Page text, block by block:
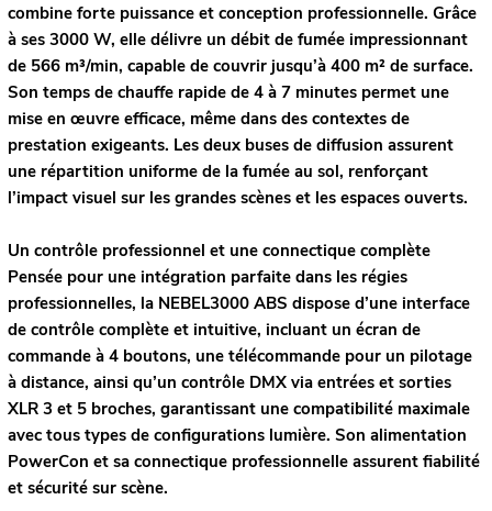
combine forte puissance et conception professionnelle. Grâce
à ses 3000 W, elle délivre un débit de fumée impressionnant
de 566 m³/min, capable de couvrir jusqu’à 400 m² de surface.
Son temps de chauffe rapide de 4 à 7 minutes permet une
mise en œuvre efficace, même dans des contextes de
prestation exigeants. Les deux buses de diffusion assurent
une répartition uniforme de la fumée au sol, renforçant
l’impact visuel sur les grandes scènes et les espaces ouverts.
Un contrôle professionnel et une connectique complète
Pensée pour une intégration parfaite dans les régies
professionnelles, la NEBEL3000 ABS dispose d’une interface
de contrôle complète et intuitive, incluant un écran de
commande à 4 boutons, une télécommande pour un pilotage
à distance, ainsi qu’un contrôle DMX via entrées et sorties
XLR 3 et 5 broches, garantissant une compatibilité maximale
avec tous types de configurations lumière. Son alimentation
PowerCon et sa connectique professionnelle assurent fiabilité
et sécurité sur scène.